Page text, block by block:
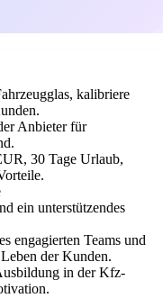
kalibriere
Anbieter für
30 Tage Urlaub,
ein unterstützendes
engagierten Teams und
der Kunden.
in der Kfz-